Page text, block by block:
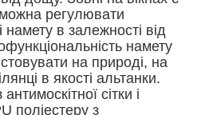
регулювати
намету в залежності від
намету
на природі, на
в якості альтанки.
сітки і
поліестеру з